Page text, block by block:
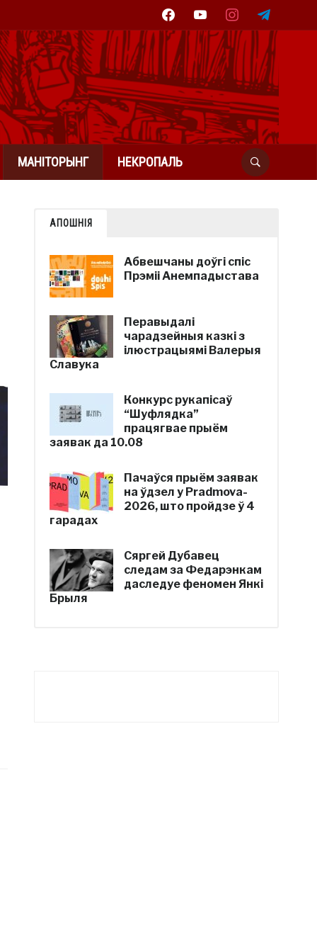
facebookyoutube instagramtelegram
МАНІТОРЫНГ НЕКРОПАЛЬ
АПОШНІЯ
Абвешчаны доўгі спіс
Прэміі Анемпадыстава
Перавыдалі
чарадзейныя казкі з
ілюстрацыямі Валерыя
Славука
Конкурс рукапісаў
“Шуфлядка”
працягвае прыём
заявак да 10.08
Пачаўся прыём заявак
на ўдзел у Pradmova-
2026, што пройдзе ў 4
гарадах
Сяргей Дубавец
следам за Федарэнкам
даследуе феномен Янкі
Брыля